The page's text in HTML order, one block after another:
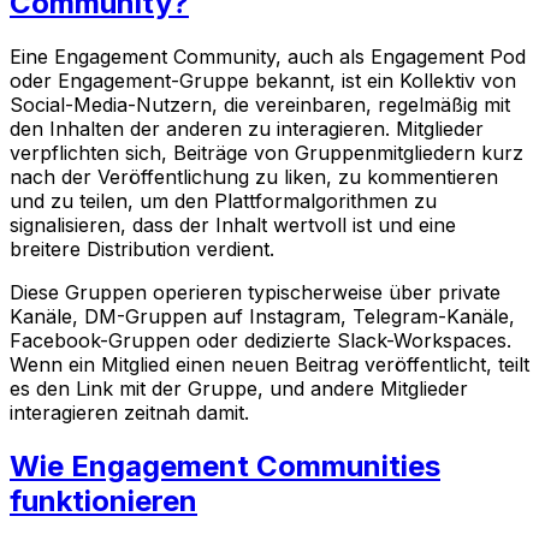
Eine Engagement Community, auch als Engagement Pod
oder Engagement-Gruppe bekannt, ist ein Kollektiv von
Social-Media-Nutzern, die vereinbaren, regelmäßig mit
den Inhalten der anderen zu interagieren. Mitglieder
verpflichten sich, Beiträge von Gruppenmitgliedern kurz
nach der Veröffentlichung zu liken, zu kommentieren
und zu teilen, um den Plattformalgorithmen zu
signalisieren, dass der Inhalt wertvoll ist und eine
breitere Distribution verdient.
Diese Gruppen operieren typischerweise über private
Kanäle, DM-Gruppen auf Instagram, Telegram-Kanäle,
Facebook-Gruppen oder dedizierte Slack-Workspaces.
Wenn ein Mitglied einen neuen Beitrag veröffentlicht, teilt
es den Link mit der Gruppe, und andere Mitglieder
interagieren zeitnah damit.
Wie Engagement Communities
funktionieren